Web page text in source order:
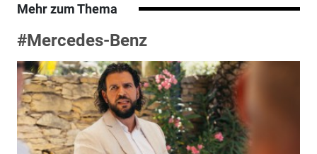
Mehr zum Thema
#Mercedes-Benz